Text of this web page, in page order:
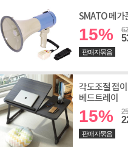
SMATO 메가
15%
판매자묶음
각도조절 접
베드트레이
15%
판매자묶음